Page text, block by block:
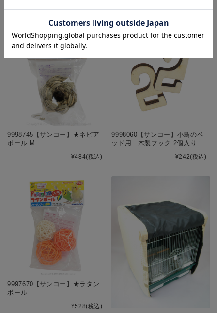
9998745【サンコー】★ネピア
ボール M
¥484(税込)
9998060【サンコー】小鳥のベ
ッド用 木製フック 2個入り
¥242(税込)
9997670【サンコー】★ラタン
ボール
¥528(税込)